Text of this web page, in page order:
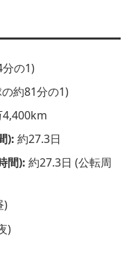
の1)
約81分の1)
): 約27.3日
間): 約27.3日 (公転周
)
)